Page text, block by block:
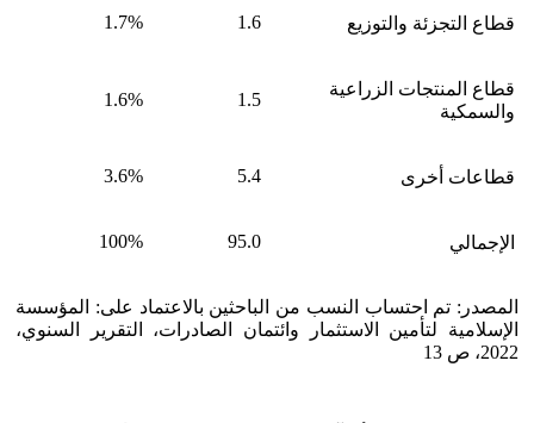
قطاع التجزئة والتوزيع 1.6
1.7%
قطاع المنتجات الزراعية
والسمكية
1.5
1.6%
قطاعات أخرى 5.4
3.6%
الإجمالي 95.0
100%
المصدر: تم احتساب النسب من الباحثين بالاعتماد على: المؤسسة
الإسلامية لتأمين الاستثمار وائتمان الصادرات، التقرير السنوي،
2022، ص 13